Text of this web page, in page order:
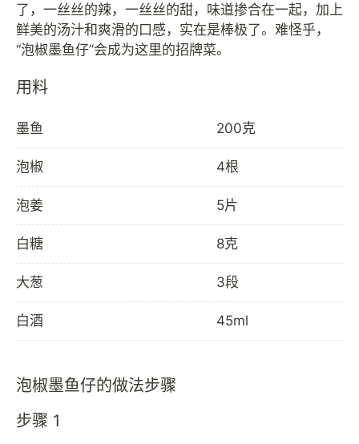
了，一丝丝的辣，一丝丝的甜，味道掺合在一起，加上
鲜美的汤汁和爽滑的口感，实在是棒极了。难怪乎，
用料
墨鱼 200克
泡椒 4根
泡姜 5片
白糖 8克
大葱 3段
白酒 45ml
泡椒墨鱼仔的做法步骤
步骤 1